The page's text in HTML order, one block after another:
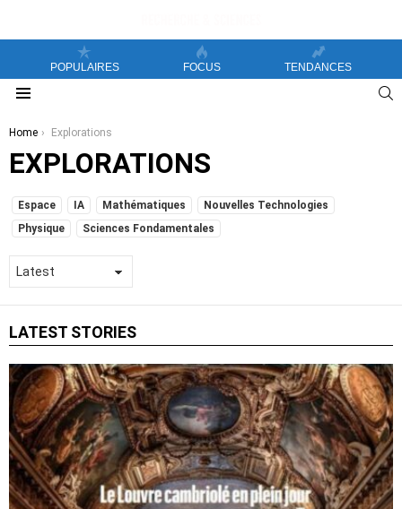
POPULAIRES FOCUS TENDANCES
You are here:
Home Explorations
EXPLORATIONS
SUBTERMS
Espace IA Mathématiques
Nouvelles Technologies
Physique
Sciences Fondamentales
LATEST STORIES